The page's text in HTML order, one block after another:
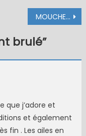
MOUCHE DE MAI – CDC
brulé”
que j’adore et
et également
fin . Les ailes en